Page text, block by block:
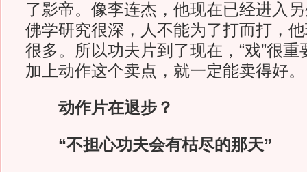
了影帝。像李连杰，他现在已经进入
佛学研究很深，人不能为了打而打，
很多。所以功夫片到了现在，“戏”很
加上动作这个卖点，就一定能卖得好。
动作片在退步？
“不担心功夫会有枯尽的那天”